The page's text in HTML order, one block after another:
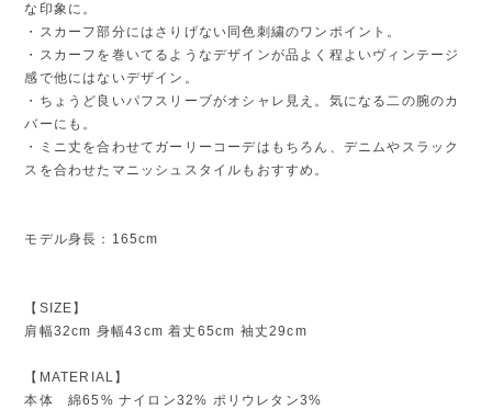
な印象に。
・スカーフ部分にはさりげない同色刺繍のワンポイント。
・スカーフを巻いてるようなデザインが品よく程よいヴィンテージ
感で他にはないデザイン。
・ちょうど良いパフスリーブがオシャレ見え。気になる二の腕のカ
バーにも。
・ミニ丈を合わせてガーリーコーデはもちろん、デニムやスラック
スを合わせたマニッシュスタイルもおすすめ。
モデル身長：165cm
【SIZE】
肩幅32cm 身幅43cm 着丈65cm 袖丈29cm
【MATERIAL】
本体 綿65% ナイロン32% ポリウレタン3%